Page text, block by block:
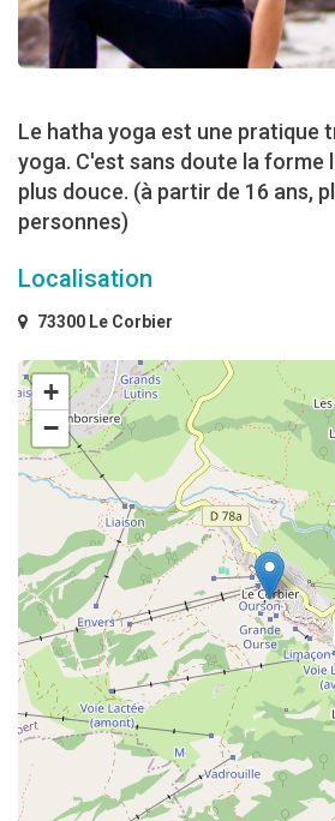
Le hatha yoga est une pratique
yoga. C'est sans doute la forme
plus douce. (à partir de 16 ans,
personnes)
Localisation
73300 Le Corbier
+
−